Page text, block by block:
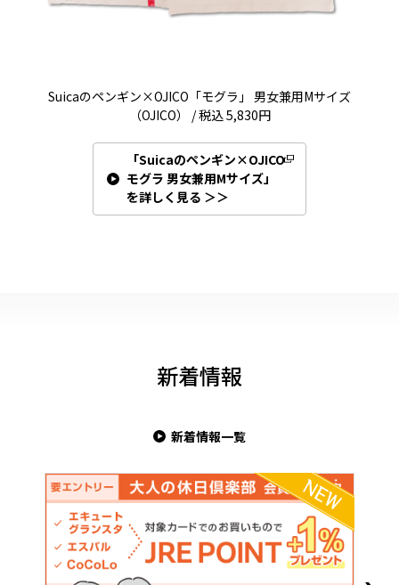
Suicaのペンギン×OJICO「モグラ」 男女兼用Mサイズ
（OJICO） / 税込 5,830円
「Suicaのペンギン×OJICO
モグラ 男女兼用Mサイズ」
を詳しく見る ＞＞
新着情報
新着情報一覧